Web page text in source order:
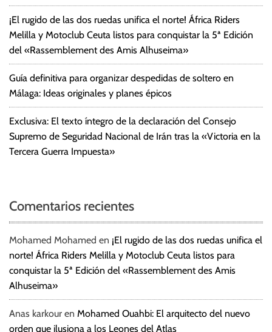
¡El rugido de las dos ruedas unifica el norte! África Riders
Melilla y Motoclub Ceuta listos para conquistar la 5ª Edición
del «Rassemblement des Amis Alhuseima»
Guía definitiva para organizar despedidas de soltero en
Málaga: Ideas originales y planes épicos
Exclusiva: El texto íntegro de la declaración del Consejo
Supremo de Seguridad Nacional de Irán tras la «Victoria en la
Tercera Guerra Impuesta»
Comentarios recientes
Mohamed Mohamed en ¡El rugido de las dos ruedas unifica el
norte! África Riders Melilla y Motoclub Ceuta listos para
conquistar la 5ª Edición del «Rassemblement des Amis
Alhuseima»
Anas karkour en Mohamed Ouahbi: El arquitecto del nuevo
orden que ilusiona a los Leones del Atlas